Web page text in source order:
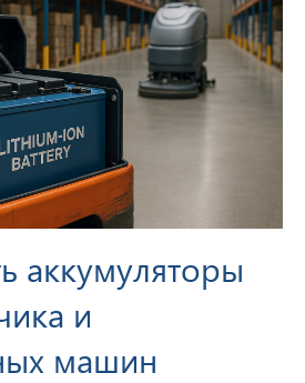
аккумуляторы
и
машин